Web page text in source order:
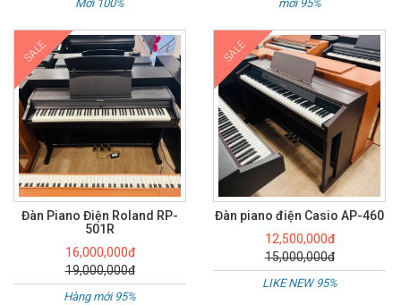
Mới 100% mới 95%
SALE
Đàn Piano Điện Roland RP-
501R
16,000,000đ
19,000,000đ
Hàng mới 95%
SALE
Đàn piano điện Casio AP-460
12,500,000đ
15,000,000đ
LIKE NEW 95%